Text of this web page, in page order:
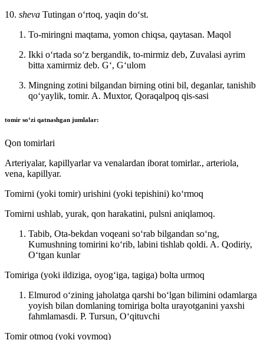
10. sheva Tutingan oʻrtoq, yaqin doʻst.
To-miringni maqtama, yomon chiqsa, qaytasan. Maqol
Ikki oʻrtada soʻz bergandik, to-mirmiz deb, Zuvalasi ayrim
bitta xamirmiz deb. Gʻ, Gʻulom
Mingning zotini bilgandan birning otini bil, deganlar, tanishib
qoʻyaylik, tomir. A. Muxtor, Qoraqalpoq qis-sasi
tomir soʻzi qatnashgan jumlalar:
Qon tomirlari
Arteriyalar, kapillyarlar va venalardan iborat tomirlar., arteriola,
vena, kapillyar.
Tomirni (yoki tomir) urishini (yoki tepishini) koʻrmoq
Tomirni ushlab, yurak, qon harakatini, pulsni aniqlamoq.
Tabib, Ota-bekdan voqeani soʻrab bilgandan soʻng,
Kumushning tomirini koʻrib, labini tishlab qoldi. A. Qodiriy,
Oʻtgan kunlar
Tomiriga (yoki ildiziga, oyogʻiga, tagiga) bolta urmoq
Elmurod oʻzining jaholatga qarshi boʻlgan bilimini odamlarga
yoyish bilan domlaning tomiriga bolta urayotganini yaxshi
fahmlamasdi. P. Tursun, Oʻqituvchi
Tomir otmoq (yoki yoymoq)